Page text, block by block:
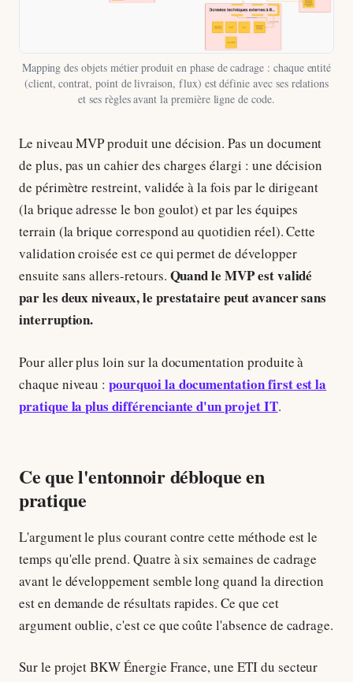
Mapping des objets métier produit en phase de cadrage : chaque entité
(client, contrat, point de livraison, flux) est définie avec ses relations
et ses règles avant la première ligne de code.
Le niveau MVP produit une décision. Pas un document
de plus, pas un cahier des charges élargi : une décision
de périmètre restreint, validée à la fois par le dirigeant
(la brique adresse le bon goulot) et par les équipes
terrain (la brique correspond au quotidien réel). Cette
validation croisée est ce qui permet de développer
ensuite sans allers-retours. Quand le MVP est validé
par les deux niveaux, le prestataire peut avancer sans
interruption.
Pour aller plus loin sur la documentation produite à
chaque niveau : pourquoi la documentation first est la
pratique la plus différenciante d'un projet IT.
Ce que l'entonnoir débloque en
pratique
L'argument le plus courant contre cette méthode est le
temps qu'elle prend. Quatre à six semaines de cadrage
avant le développement semble long quand la direction
est en demande de résultats rapides. Ce que cet
argument oublie, c'est ce que coûte l'absence de cadrage.
Sur le projet BKW Énergie France, une ETI du secteur